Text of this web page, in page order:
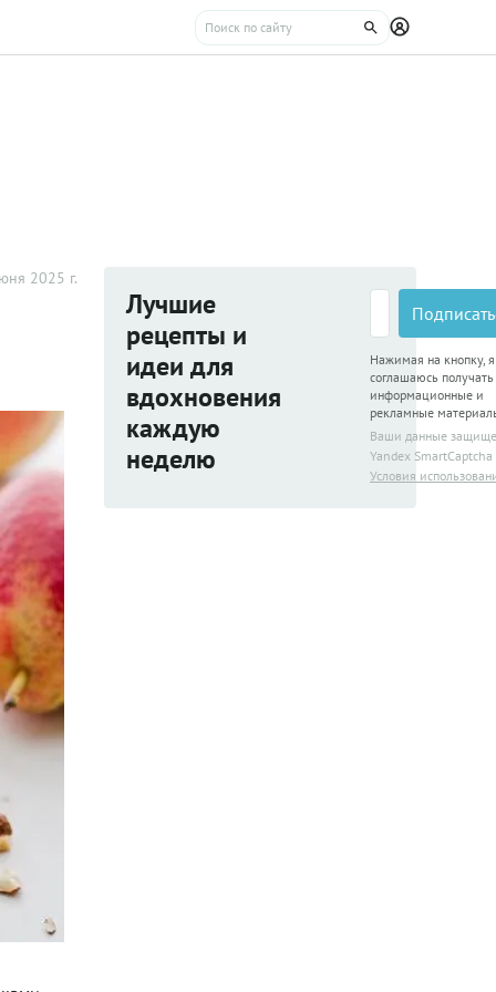
2025 г.
Лучшие
рецепты и
идеи для
вдохновения
каждую
неделю
Нажимая на кнопку, я
соглашаюсь получать
информационные и
рекламные
Ваши данные
Yandex SmartCaptcha
Условия